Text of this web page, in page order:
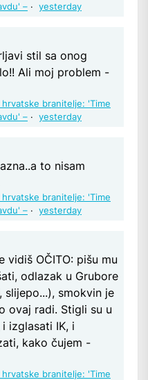
– · yesterday
stil sa onog
Ali moj problem -
hrvatske branitelje: 'Time
– · yesterday
to nisam
hrvatske branitelje: 'Time
– · yesterday
vidiš OČITO: pišu mu
odlazak u Grubore
slijepo...), smokvin je
ovaj radi. Stigli su u
izglasati IK, i
kako čujem -
hrvatske branitelje: 'Time